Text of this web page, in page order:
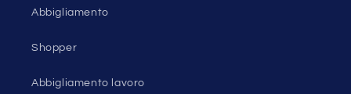
Abbigliamento
Shopper
Abbigliamento lavoro